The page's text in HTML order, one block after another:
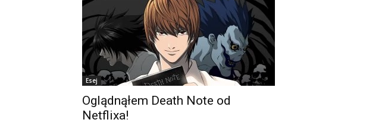
Esej
Oglądnąłem Death Note od
Netflixa!